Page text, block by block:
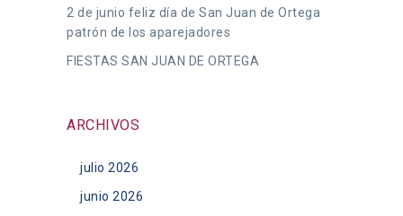
2 de junio feliz día de San Juan de Ortega
patrón de los aparejadores
FIESTAS SAN JUAN DE ORTEGA
ARCHIVOS
julio 2026
junio 2026